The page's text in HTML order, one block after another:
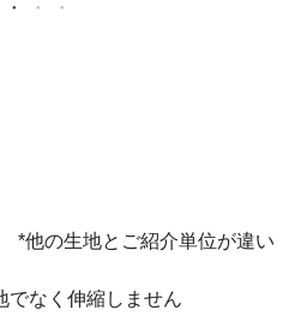
生地とご紹介単位が違い
でなく伸縮しません